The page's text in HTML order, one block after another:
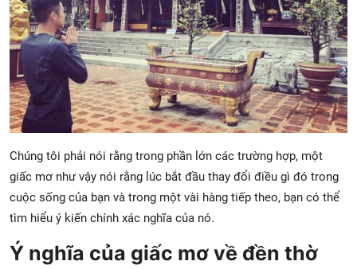
Chúng tôi phải nói rằng trong phần lớn các trường hợp, một
giấc mơ như vậy nói rằng lúc bắt đầu thay đổi điều gì đó trong
cuộc sống của bạn và trong một vài hàng tiếp theo, bạn có thể
tìm hiểu ý kiến ​​chính xác nghĩa của nó.
Ý nghĩa của giấc mơ về đền thờ